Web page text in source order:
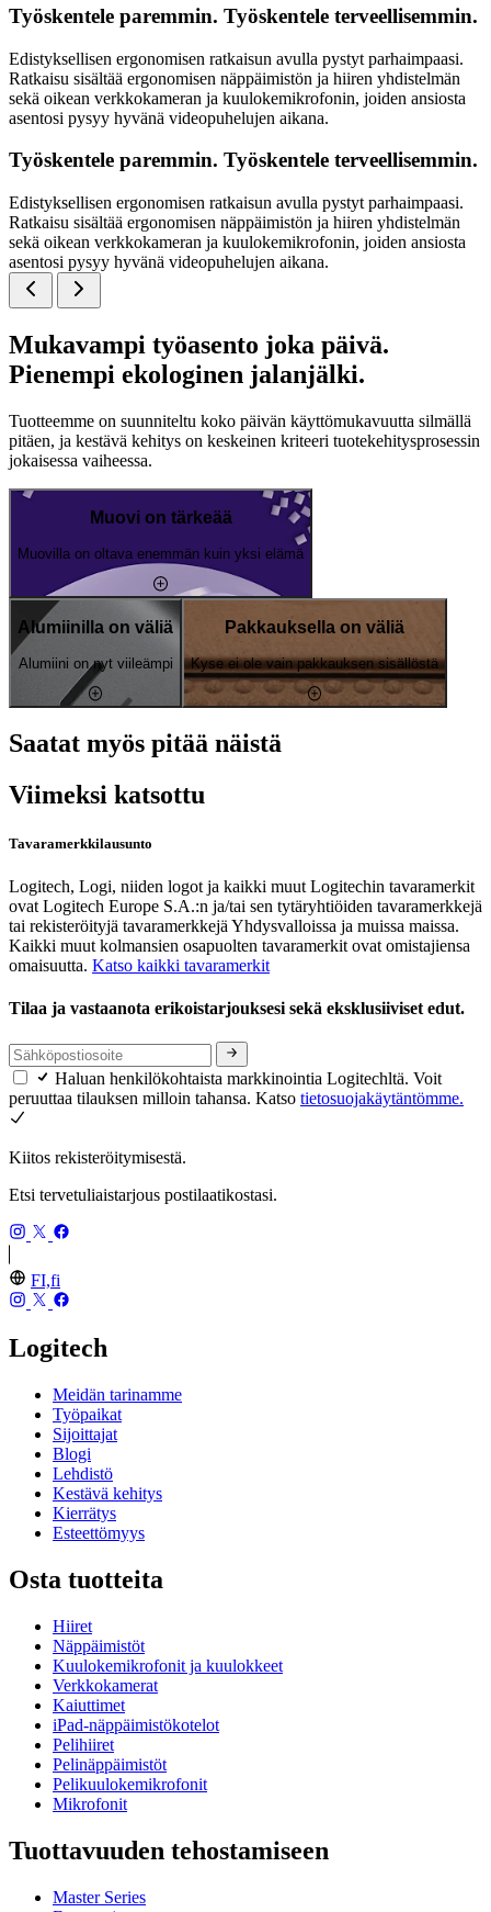
Työskentele paremmin. Työskentele terveellisemmin.
Edistyksellisen ergonomisen ratkaisun avulla pystyt parhaimpaasi.
Ratkaisu sisältää ergonomisen näppäimistön ja hiiren yhdistelmän
sekä oikean verkkokameran ja kuulokemikrofonin, joiden ansiosta
asentosi pysyy hyvänä videopuhelujen aikana.
Työskentele paremmin. Työskentele terveellisemmin.
Edistyksellisen ergonomisen ratkaisun avulla pystyt parhaimpaasi.
Ratkaisu sisältää ergonomisen näppäimistön ja hiiren yhdistelmän
sekä oikean verkkokameran ja kuulokemikrofonin, joiden ansiosta
asentosi pysyy hyvänä videopuhelujen aikana.
Mukavampi työasento joka päivä.
Pienempi ekologinen jalanjälki.
Tuotteemme on suunniteltu koko päivän käyttömukavuutta silmällä
pitäen, ja kestävä kehitys on keskeinen kriteeri tuotekehitysprosessin
jokaisessa vaiheessa.
Muovi on tärkeää
Muovilla on oltava enemmän kuin yksi elämä
Alumiinilla on väliä
Alumiini on nyt viileämpi
Pakkauksella on väliä
Kyse ei ole vain pakkauksen sisällöstä
Saatat myös pitää näistä
Viimeksi katsottu
Tavaramerkkilausunto
Logitech, Logi, niiden logot ja kaikki muut Logitechin tavaramerkit
ovat Logitech Europe S.A.:n ja/tai sen tytäryhtiöiden tavaramerkkejä
tai rekisteröityjä tavaramerkkejä Yhdysvalloissa ja muissa maissa.
Kaikki muut kolmansien osapuolten tavaramerkit ovat omistajiensa
omaisuutta. Katso kaikki tavaramerkit
Tilaa ja vastaanota erikoistarjouksesi sekä eksklusiiviset edut.
Haluan henkilökohtaista markkinointia Logitechltä. Voit
peruuttaa tilauksen milloin tahansa. Katso tietosuojakäytäntömme.
Kiitos rekisteröitymisestä.
Etsi tervetuliaistarjous postilaatikostasi.
FI,fi
Logitech
Meidän tarinamme
Työpaikat
Sijoittajat
Blogi
Lehdistö
Kestävä kehitys
Kierrätys
Esteettömyys
Osta tuotteita
Hiiret
Näppäimistöt
Kuulokemikrofonit ja kuulokkeet
Verkkokamerat
Kaiuttimet
iPad-näppäimistökotelot
Pelihiiret
Pelinäppäimistöt
Pelikuulokemikrofonit
Mikrofonit
Tuottavuuden tehostamiseen
Master Series